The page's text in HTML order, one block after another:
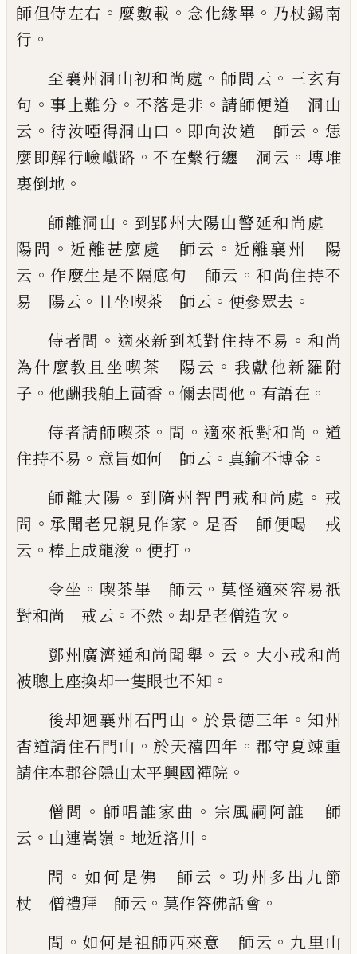
師但侍左右 。 麼數載 。 念化緣畢 。 乃杖錫南
行 。
至襄州洞山初和尚處 。 師問云 。 三玄有
句 。事上難分 。 不落是非 。請師便道 洞山
云 。 待汝啞得洞山口 。 即向汝道 師云 。 恁
麼即解行嶮𡾟路 。不在繫行纏 洞云 。塼堆
裏倒地 。
師離洞山 。 到郢州大陽山警延和尚處
陽問 。 近離甚麼處 師云 。 近離襄州 陽
云 。 作麼生是不隔底句 師云 。 和尚住持不
易 陽云 。 且坐喫茶 師云 。 便參眾去 。
侍者問 。 適來新到祇對住持不易 。 和尚
為什麼教且坐喫茶 陽云 。 我獻他新羅附
子 。 他酬我舶上茴香 。 儞去問他 。 有語在 。
侍者請師喫茶 。 問 。 適來祇對和尚 。 道
住持不易 。 意旨如何 師云 。 真鍮不博金 。
師離大陽 。 到隋州智門戒和尚處 。 戒
問 。承聞老兄親 見作家 。 是否 師便喝 戒
云 。 棒上成龍浚 。 便打 。
令坐 。 喫茶畢 師云 。 莫怪適來容易祇
對和尚 戒云 。 不然 。 却是老僧造次 。
鄧州廣濟通和尚聞舉 。 云 。 大小戒和尚
被聰上座換却一隻眼也不知 。
後却迴襄州石門山 。 於景德三年 。 知州
杳道請住石門山 。 於天禧四年 。郡守夏竦重
請住本郡谷隱山太平興國禪院 。
僧問 。 師唱誰家曲 。 宗風嗣阿誰 師
云 。 山連嵩嶺 。 地近洛川 。
問 。 如何是佛 師云 。 功州多出九節
杖 僧禮拜 師云 。 莫作答佛話會 。
問 。 如何是祖師西來意 師云 。 九里山